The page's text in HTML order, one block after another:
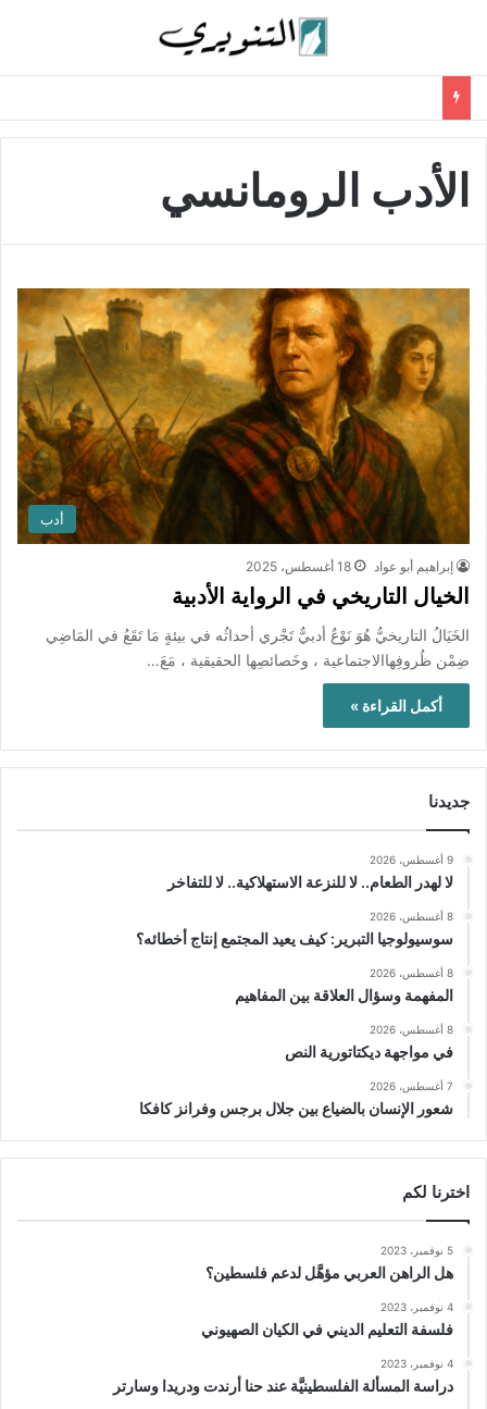
الأدب الرومانسي
أدب
إبراهيم أبو عواد 18 أغسطس، 2025
الخيال التاريخي في الرواية الأدبية
الخَيَالُ التاريخيُّ هُوَ نَوْعٌ أدبيٌّ تَجْري أحداثُه في بيئةٍ مَا تَقَعُ في المَاضِي
ضِمْن ظُروفِهاالاجتماعية ، وخَصائصِها الحقيقية ، مَعَ…
أكمل القراءة »
جديدنا
9 أغسطس، 2026
لا لهدر الطعام.. لا للنزعة الاستهلاكية.. لا للتفاخر
8 أغسطس، 2026
سوسيولوجيا التبرير: كيف يعيد المجتمع إنتاج أخطائه؟
8 أغسطس، 2026
المفهمة وسؤال العلاقة بين المفاهيم
8 أغسطس، 2026
في مواجهة ديكتاتورية النص
7 أغسطس، 2026
شعور الإنسان بالضياع بين جلال برجس وفرانز كافكا
اخترنا لكم
5 نوفمبر، 2023
هل الراهن العربي مؤهَّل لدعم فلسطين؟
4 نوفمبر، 2023
فلسفة التعليم الديني في الكيان الصهيوني
4 نوفمبر، 2023
دراسة المسألة الفلسطينيَّة عند حنا أرندت ودريدا وسارتر